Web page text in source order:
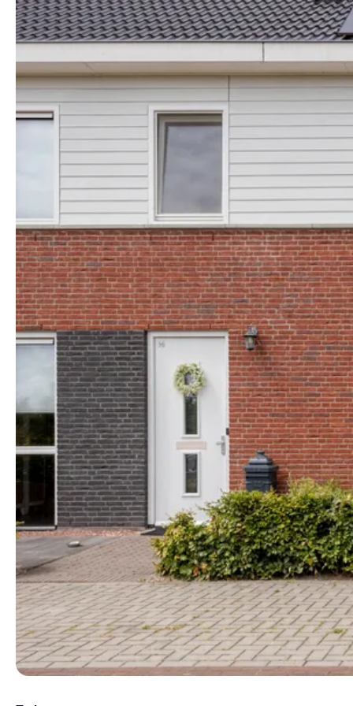
Open huis
Soort
Koopwoningen
Huurwoningen
Nieuwbouw
Type
Vrijstaande
woning
Twee-onder-
een-
kapwoning
Tussenwoning
Meer
Energielabel
A+ en hoger
A
Meer
Prijs
Plaats
Bornerbroek
Enter